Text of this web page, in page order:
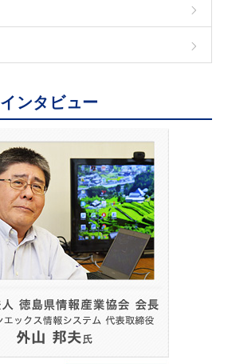
インタビュー